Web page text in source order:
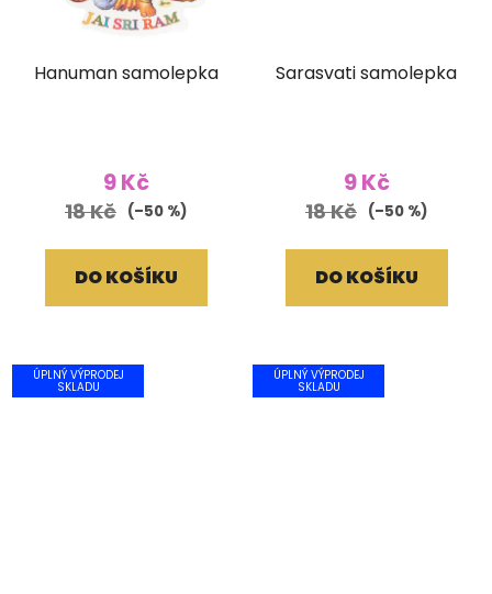
Hanuman samolepka
9 Kč
18 Kč (–50 %)
DO KOŠÍKU
Sarasvati samolepka
9 Kč
18 Kč (–50 %)
DO KOŠÍKU
ÚPLNÝ VÝPRODEJ
SKLADU
ÚPLNÝ VÝPRODEJ
SKLADU